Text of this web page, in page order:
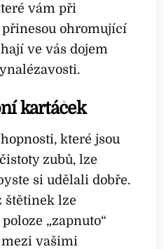
vám při
ohromující
ve vás dojem
kartáček
které jsou
zubů, lze
si udělali dobře.
štětinek lze
„zapnuto“
vašimi